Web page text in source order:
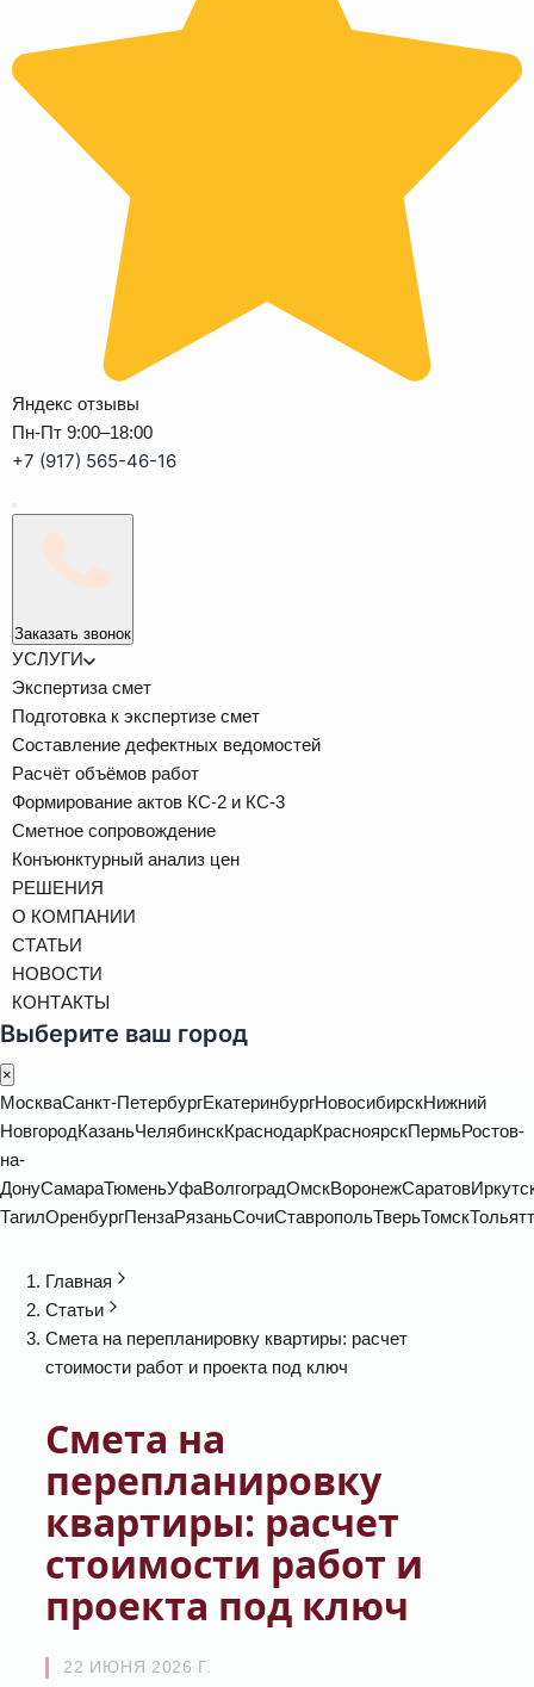
Яндекс отзывы
Пн-Пт 9:00–18:00
+7 (917) 565-46-16
Заказать звонок
УСЛУГИ
Экспертиза смет
Подготовка к экспертизе смет
Составление дефектных ведомостей
Расчёт объёмов работ
Формирование актов КС-2 и КС-3
Сметное сопровождение
Конъюнктурный анализ цен
РЕШЕНИЯ
О КОМПАНИИ
СТАТЬИ
НОВОСТИ
КОНТАКТЫ
Выберите ваш город
×
МоскваСанкт-ПетербургЕкатеринбургНовосибирскНижний
НовгородКазаньЧелябинскКраснодарКрасноярскПермьРостов-
на-
ДонуСамараТюменьУфаВолгоградОмскВоронежСаратов
ТагилОренбургПензаРязаньСочиСтавропольТверьТомск
Главная
Статьи
Смета на перепланировку квартиры: расчет
стоимости работ и проекта под ключ
Смета на
перепланировку
квартиры: расчет
стоимости работ и
проекта под ключ
22 ИЮНЯ 2026 Г.